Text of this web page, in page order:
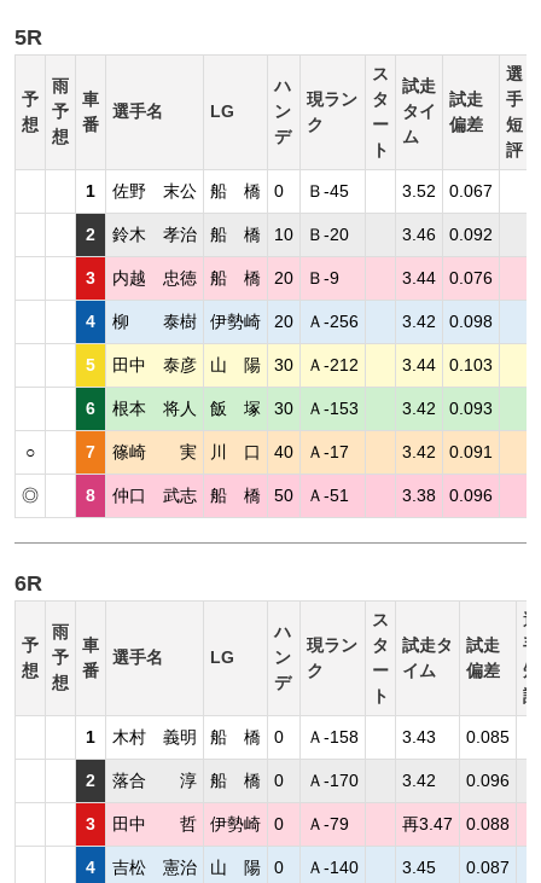
5R
予
想
雨
予
想
車
番
選手名 LG
ハ
ン
デ
現ラン
ク
ス
タ
ー
ト
試走
タイ
ム
試走
偏差
選
手
短
評
1 佐野 末公 船 橋 0 Ｂ-45 3.52 0.067
2 鈴木 孝治 船 橋 10 Ｂ-20 3.46 0.092
3 内越 忠徳 船 橋 20 Ｂ-9 3.44 0.076
4 柳 泰樹 伊勢崎 20 Ａ-256 3.42 0.098
5 田中 泰彦 山 陽 30 Ａ-212 3.44 0.103
6 根本 将人 飯 塚 30 Ａ-153 3.42 0.093
○ 7 篠崎 実 川 口 40 Ａ-17 3.42 0.091
◎ 8 仲口 武志 船 橋 50 Ａ-51 3.38 0.096
6R
予
想
雨
予
想
車
番
選手名 LG
ハ
ン
デ
現ラン
ク
ス
タ
ー
ト
試走タ
イム
試走
偏差
選
手
短
評
1 木村 義明 船 橋 0 Ａ-158 3.43 0.085
2 落合 淳 船 橋 0 Ａ-170 3.42 0.096
3 田中 哲 伊勢崎 0 Ａ-79 再3.47 0.088
4 吉松 憲治 山 陽 0 Ａ-140 3.45 0.087